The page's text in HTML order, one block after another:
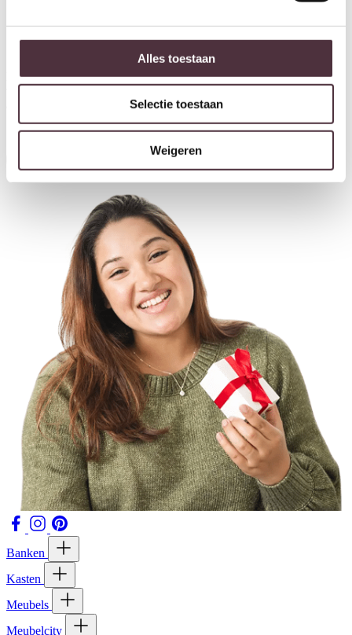
Alles toestaan
Selectie toestaan
Weigeren
Ontvang €20,- shoptegoed
Meldt u aan voor onze nieuwsbrief en ontvang €20,- shoptegoed
voor uw volgende bestelling van minimaal €200,- (niet geldig op
Inschrijven
Banken
Kasten
Meubels
Meubelcity